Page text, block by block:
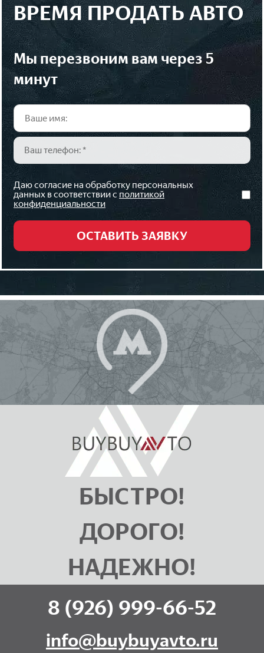
ВРЕМЯ ПРОДАТЬ АВТО
мы перезвоним вам через 5
минут
Даю согласие на обработку персональных
данных в соответствии с политикой
конфиденциальности
БЫСТРО!
ДОРОГО!
НАДЕЖНО!
8 (926) 999-66-52
info@buybuyavto.ru